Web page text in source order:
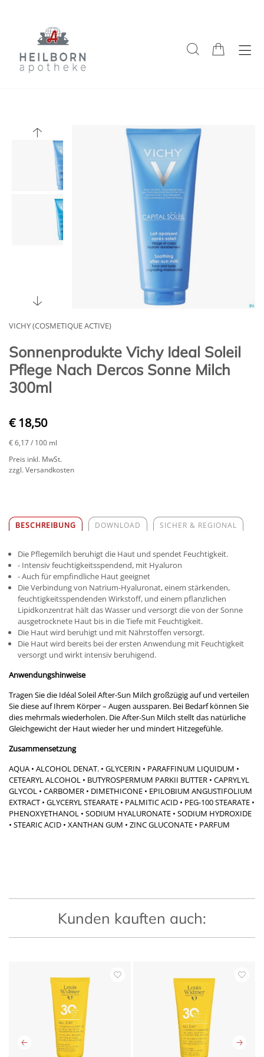
VICHY (COSMETIQUE ACTIVE)
Sonnenprodukte Vichy Ideal Soleil
Pflege Nach Dercos Sonne Milch
300ml
€ 18,50
€ 6,17/ 100 ml
Preis inkl. MwSt.
zzgl. Versandkosten
BESCHREIBUNG DOWNLOAD SICHER & REGIONAL
Die Pflegemilch beruhigt die Haut und spendet Feuchtigkeit.
- Intensiv feuchtigkeitsspendend, mit Hyaluron
- Auch für empfindliche Haut geeignet
Die Verbindung von Natrium-Hyaluronat, einem stärkenden,
feuchtigkeitsspendenden Wirkstoff, und einem pflanzlichen
Lipidkonzentrat hält das Wasser und versorgt die von der Sonne
ausgetrocknete Haut bis in die Tiefe mit Feuchtigkeit.
Die Haut wird beruhigt und mit Nährstoffen versorgt.
Die Haut wird bereits bei der ersten Anwendung mit Feuchtigkeit
versorgt und wirkt intensiv beruhigend.
Anwendungshinweise
Tragen Sie die Idéal Soleil After-Sun Milch großzügig auf und verteilen
Sie diese auf Ihrem Körper – Augen aussparen. Bei Bedarf können Sie
dies mehrmals wiederholen. Die After-Sun Milch stellt das natürliche
Gleichgewicht der Haut wieder her und mindert Hitzegefühle.
Zusammensetzung
AQUA • ALCOHOL DENAT. • GLYCERIN • PARAFFINUM LIQUIDUM •
CETEARYL ALCOHOL • BUTYROSPERMUM PARKII BUTTER • CAPRYLYL
GLYCOL • CARBOMER • DIMETHICONE • EPILOBIUM ANGUSTIFOLIUM
EXTRACT • GLYCERYL STEARATE • PALMITIC ACID • PEG-100 STEARATE •
PHENOXYETHANOL • SODIUM HYALURONATE • SODIUM HYDROXIDE
• STEARIC ACID • XANTHAN GUM • ZINC GLUCONATE • PARFUM
Kunden kauften auch: